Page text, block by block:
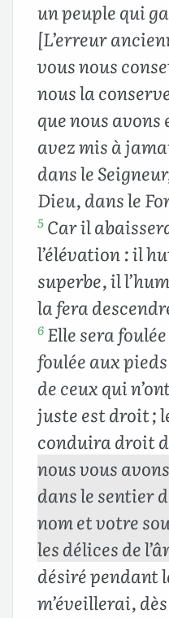
un peuple qui
[L’erreur
vous nous
nous la
que nous avons
avez mis à
dans le
Dieu, dans le
5Car il
l’élévation : il
superbe, il
la fera
6Elle sera
foulée aux
de ceux qui
juste est droit ;
conduira droit
nous vous
dans le sentier
nom et votre
les délices de
désiré pendant
m’éveillerai,